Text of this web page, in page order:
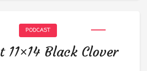
PODCAST
11×14 Black Clover